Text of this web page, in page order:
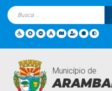
Município de
Licitações